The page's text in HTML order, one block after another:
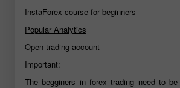
InstaForex course for beginners
Popular Analytics
Open trading account
Important:
The begginers in forex trading need to